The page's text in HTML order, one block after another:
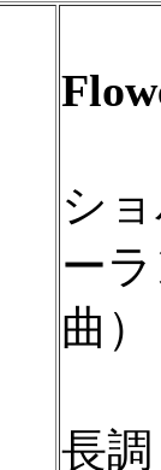
シ
ー
曲）
長調